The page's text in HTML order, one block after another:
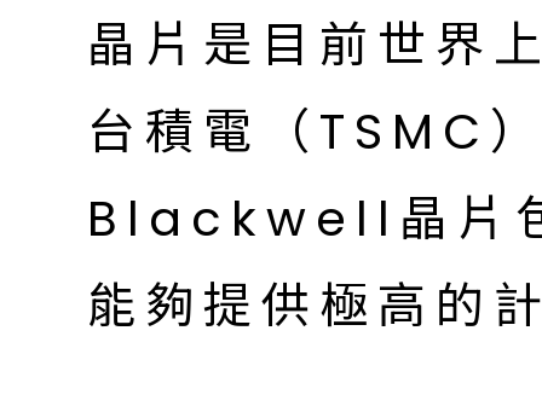
晶片是目前世界
台積電（TSMC
Blackwell晶片
能夠提供極高的